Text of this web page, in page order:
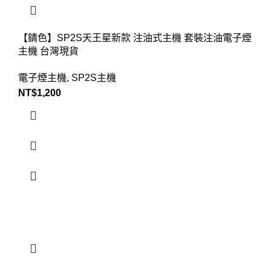
【錆色】SP2S天王星新款 注油式主機 套裝注油電子煙
主機 台灣現貨
電子煙主機, SP2S主機
NT$1,200